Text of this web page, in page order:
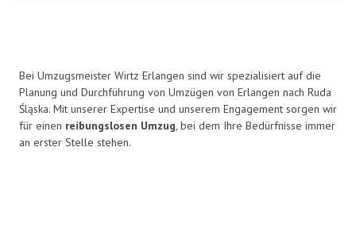
Bei Umzugsmeister Wirtz Erlangen sind wir spezialisiert auf die
Planung und Durchführung von Umzügen von Erlangen nach Ruda
Śląska. Mit unserer Expertise und unserem Engagement sorgen wir
für einen reibungslosen Umzug, bei dem Ihre Bedürfnisse immer
an erster Stelle stehen.